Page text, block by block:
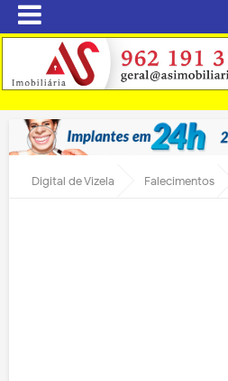
Digital de Vizela Falecimentos